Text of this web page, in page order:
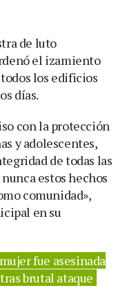
de luto
el izamiento
todos los edificios
días.
con la protección
y adolescentes,
de todas las
estos hechos
comunidad»,
en su
fue asesinada
brutal ataque